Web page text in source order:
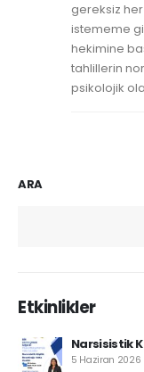
gereksiz
istememe
hekimine
tahlillerin
psikolojik
ARA
Etkinlikler
Narsisistik
5 Haziran 2026